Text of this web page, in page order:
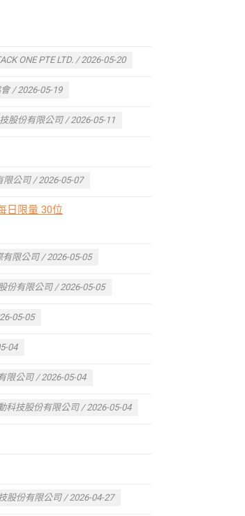
ONE PTE LTD. / 2026-05-20
/ 2026-05-19
股份有限公司 / 2026-05-11
限公司 / 2026-05-07
日限量 30位
有限公司 / 2026-05-05
份有限公司 / 2026-05-05
05-05
04
限公司 / 2026-05-04
科技股份有限公司 / 2026-05-04
股份有限公司 / 2026-04-27